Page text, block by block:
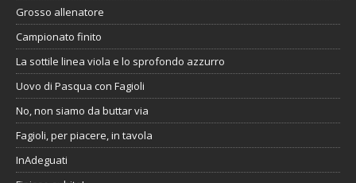
Grosso allenatore
Campionato finito
La sottile linea viola e lo sprofondo azzurro
Uovo di Pasqua con Fagioli
No, non siamo da buttar via
Fagioli, per piacere, in tavola
InAdeguati